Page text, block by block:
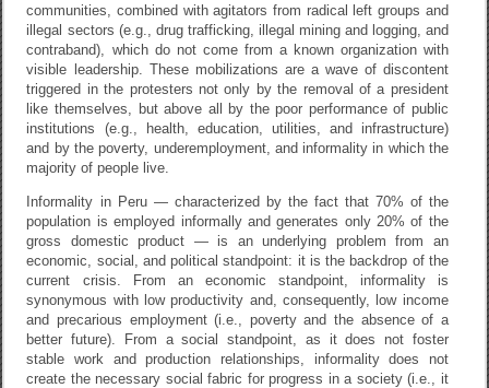
communities, combined with agitators from radical left groups and
illegal sectors (e.g., drug trafficking, illegal mining and logging, and
contraband), which do not come from a known organization with
visible leadership. These mobilizations are a wave of discontent
triggered in the protesters not only by the removal of a president
like themselves, but above all by the poor performance of public
institutions (e.g., health, education, utilities, and infrastructure)
and by the poverty, underemployment, and informality in which the
majority of people live.
Informality in Peru — characterized by the fact that 70% of the
population is employed informally and generates only 20% of the
gross domestic product — is an underlying problem from an
economic, social, and political standpoint: it is the backdrop of the
current crisis. From an economic standpoint, informality is
synonymous with low productivity and, consequently, low income
and precarious employment (i.e., poverty and the absence of a
better future). From a social standpoint, as it does not foster
stable work and production relationships, informality does not
create the necessary social fabric for progress in a society (i.e., it